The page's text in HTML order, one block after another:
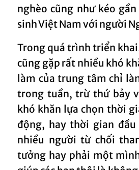
nghèo cũng như kéo
sinh Việt Nam với người
Trong quá trình triển
cũng gặp rất nhiều khó
làm của trung tâm chỉ
trong tuần, trừ thứ bảy
khó khăn lựa chọn thời
động, hay thời gian
nhiều người từ chối
tưởng hay phải một